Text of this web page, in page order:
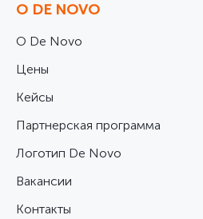
О DE NOVO
О De Novo
Цены
Кейсы
Партнерская программа
Логотип De Novo
Вакансии
Контакты